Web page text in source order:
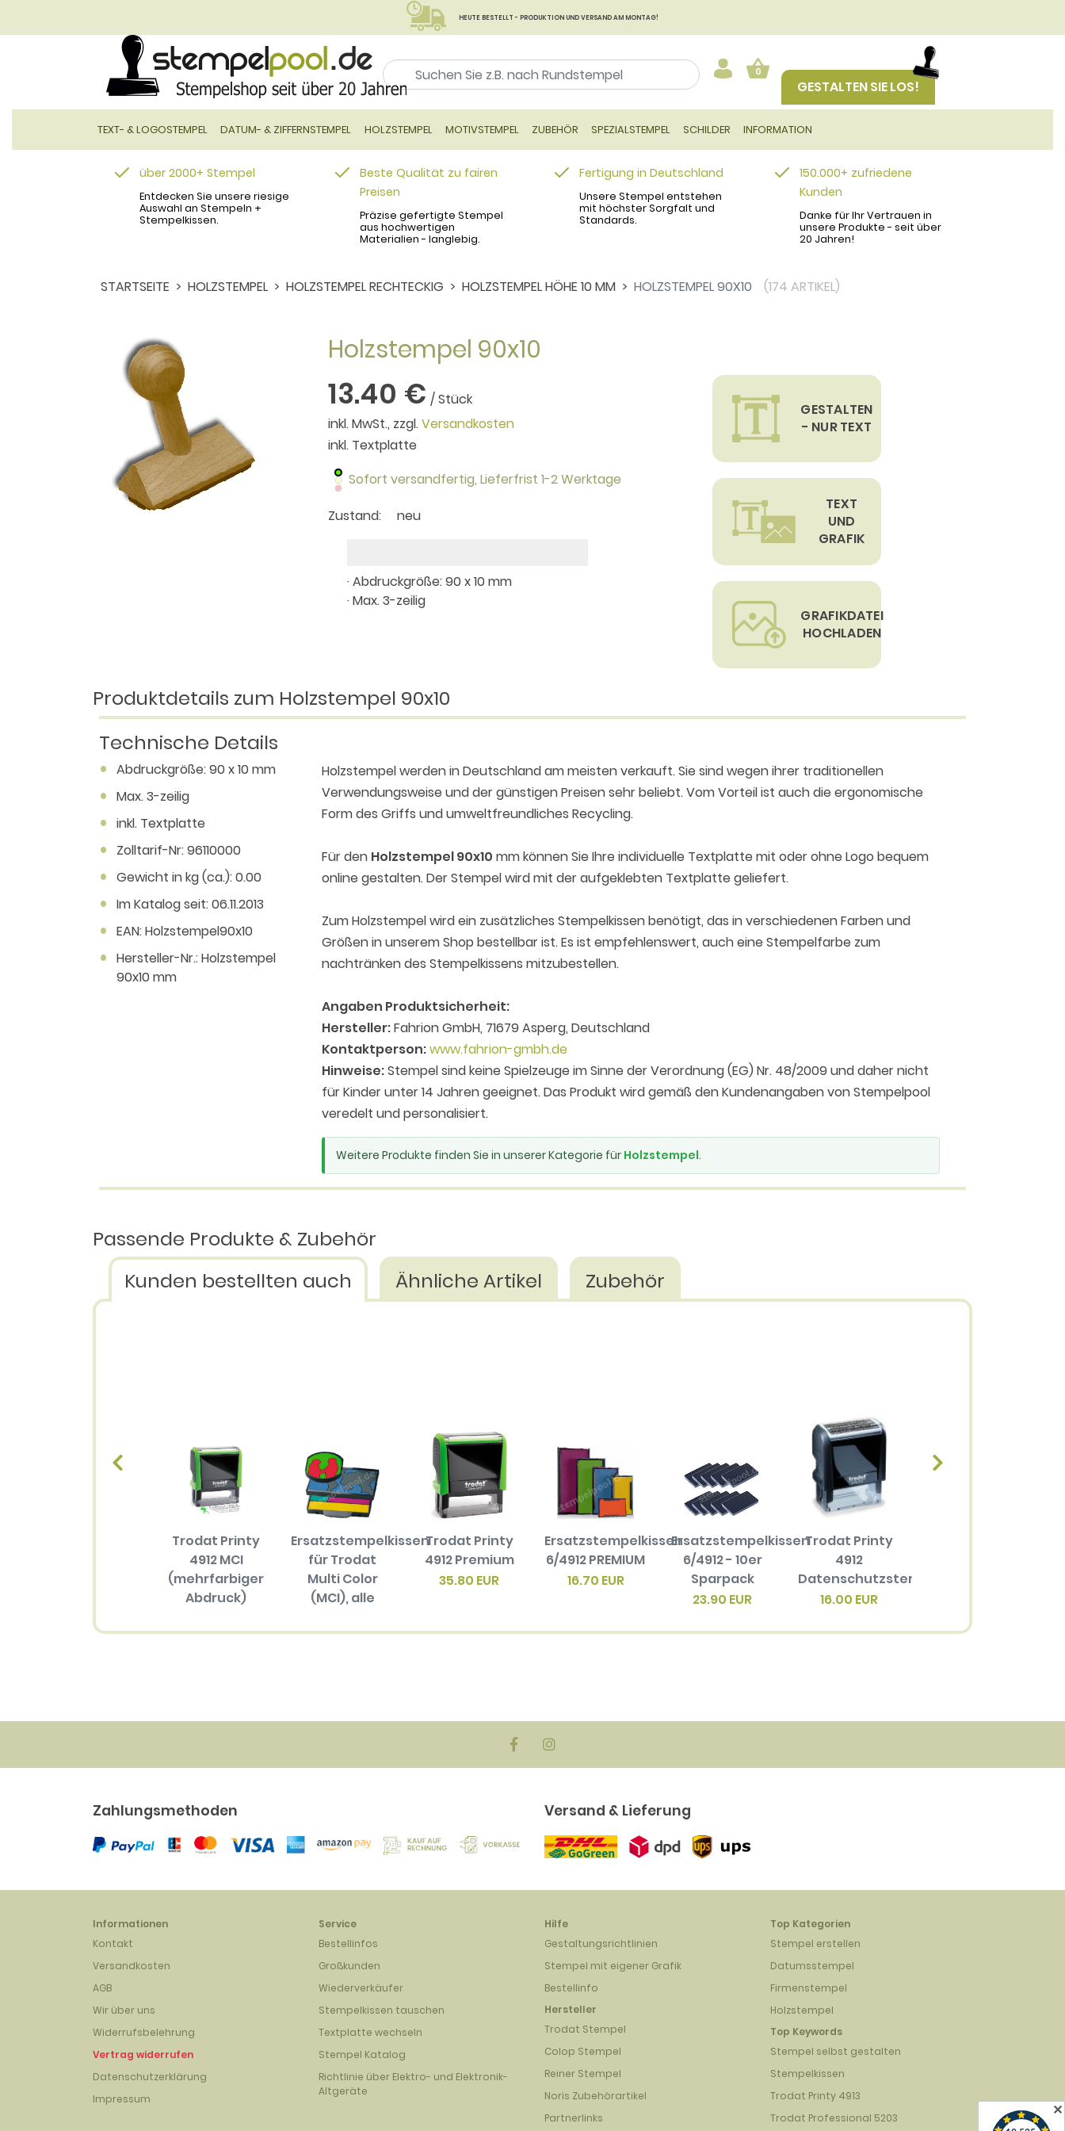
HEUTE BESTELLT - PRODUKTION UND VERSAND AM MONTAG!
0
GESTALTEN SIE LOS!
TEXT- & LOGOSTEMPEL DATUM- & ZIFFERNSTEMPEL HOLZSTEMPEL MOTIVSTEMPEL ZUBEHÖR SPEZIALSTEMPEL SCHILDER INFORMATION
über 2000+ Stempel
Entdecken Sie unsere riesige
Auswahl an Stempeln +
Stempelkissen.
Beste Qualität zu fairen
Preisen
Präzise gefertigte Stempel
aus hochwertigen
Materialien - langlebig.
Fertigung in Deutschland
Unsere Stempel entstehen
mit höchster Sorgfalt und
Standards.
150.000+ zufriedene
Kunden
Danke für Ihr Vertrauen in
unsere Produkte - seit über
20 Jahren!
STARTSEITE HOLZSTEMPEL HOLZSTEMPEL RECHTECKIG HOLZSTEMPEL HÖHE 10 MM HOLZSTEMPEL 90X10 (174 ARTIKEL)
Holzstempel 90x10
13.40 € / Stück
inkl. MwSt., zzgl.Versandkosten
inkl. Textplatte
Sofort versandfertig, Lieferfrist 1-2 Werktage
Zustand:
neu
· Abdruckgröße: 90 x 10 mm
· Max. 3-zeilig
GESTALTEN
- NUR TEXT
TEXT
UND
GRAFIK
GRAFIKDATEI
HOCHLADEN
Produktdetails zum Holzstempel 90x10
Technische Details
Abdruckgröße: 90 x 10 mm
Max. 3-zeilig
inkl. Textplatte
Zolltarif-Nr: 96110000
Gewicht in kg (ca.): 0.00
Im Katalog seit: 06.11.2013
EAN: Holzstempel90x10
Hersteller-Nr.: Holzstempel
90x10 mm
Holzstempel werden in Deutschland am meisten verkauft. Sie sind wegen ihrer traditionellen
Verwendungsweise und der günstigen Preisen sehr beliebt. Vom Vorteil ist auch die ergonomische
Form des Griffs und umweltfreundliches Recycling.
Für den Holzstempel 90x10 mm können Sie Ihre individuelle Textplatte mit oder ohne Logo bequem
online gestalten. Der Stempel wird mit der aufgeklebten Textplatte geliefert.
Zum Holzstempel wird ein zusätzliches Stempelkissen benötigt, das in verschiedenen Farben und
Größen in unserem Shop bestellbar ist. Es ist empfehlenswert, auch eine Stempelfarbe zum
nachtränken des Stempelkissens mitzubestellen.
Angaben Produktsicherheit:
Hersteller:Fahrion GmbH, 71679 Asperg, Deutschland
Kontaktperson:www.fahrion-gmbh.de
Hinweise:Stempel sind keine Spielzeuge im Sinne der Verordnung (EG) Nr. 48/2009 und daher nicht
für Kinder unter 14 Jahren geeignet. Das Produkt wird gemäß den Kundenangaben von Stempelpool
veredelt und personalisiert.
Weitere Produkte finden Sie in unserer Kategorie für Holzstempel.
Passende Produkte & Zubehör
Kunden bestellten auch
Ähnliche Artikel Zubehör
Trodat Printy
4912 MCI
(mehrfarbiger
Abdruck)
Ersatzstempelkissen
für Trodat
Multi Color
(MCI), alle
(mehrfarbiger
Trodat Printy
4912 Premium
35.80 EUR
Ersatzstempelkissen
6/4912 PREMIUM
16.70 EUR
Ersatzstempelkissen
6/4912 - 10er
Sparpack
23.90 EUR
Trodat Printy
4912
Datenschutzstempel
16.00 EUR
Zahlungsmethoden Versand & Lieferung
Informationen
Kontakt
Versandkosten
AGB
Wir über uns
Widerrufsbelehrung
Vertrag widerrufen
Datenschutzerklärung
Impressum
Service
Bestellinfos
Großkunden
Wiederverkäufer
Stempelkissen tauschen
Textplatte wechseln
Stempel Katalog
Richtlinie über Elektro- und Elektronik-
Altgeräte
Hilfe
Gestaltungsrichtlinien
Stempel mit eigener Grafik
Bestellinfo
Hersteller
Trodat Stempel
Colop Stempel
Reiner Stempel
Noris Zubehörartikel
Partnerlinks
Top Kategorien
Stempel erstellen
Datumsstempel
Firmenstempel
Holzstempel
Top Keywords
Stempel selbst gestalten
Stempelkissen
Trodat Printy 4913
Trodat Professional 5203
✕